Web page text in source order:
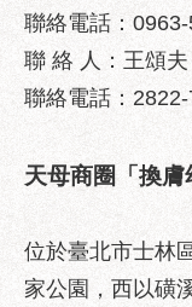
政
府
資
訊
開
良
事
蹟
聯絡電話：
聯 絡 人：王頌夫
聯絡電話：
天母商圈「換膚
位於臺北市士林
家公園，西以磺